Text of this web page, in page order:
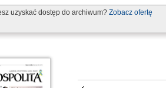
uzyskać dostęp do archiwum? Zobacz ofertę